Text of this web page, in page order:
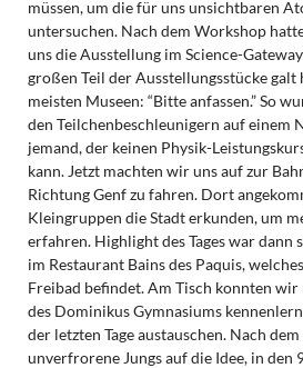
müssen, um die für uns unsichtbaren
untersuchen. Nach dem Workshop
uns die Ausstellung im Science-
großen Teil der Ausstellungsstücke galt
meisten Museen: “Bitte anfassen.” So
den Teilchenbeschleunigern auf einem
jemand, der keinen Physik-
kann. Jetzt machten wir uns auf zur
Richtung Genf zu fahren. Dort
Kleingruppen die Stadt erkunden, um
erfahren. Highlight des Tages war dann
im Restaurant Bains des Paquis,
Freibad befindet. Am Tisch konnten wir
des Dominikus Gymnasiums
der letzten Tage austauschen. Nach
unverfrorene Jungs auf die Idee, in den